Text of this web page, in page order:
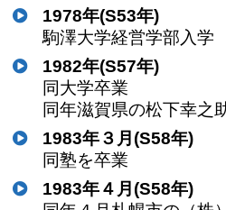
1978年(S53年)
駒澤大学経営学部入学
1982年(S57年)
同大学卒業
同年滋賀県の松下幸之
1983年３月(S58年)
同塾を卒業
1983年４月(S58年)